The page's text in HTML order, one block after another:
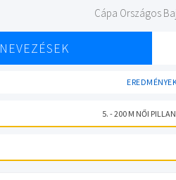
Cápa Országos
NEVEZÉSEK
5. - 200 M NŐI